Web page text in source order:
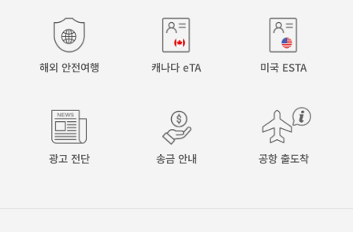
해외 안전여행 캐나다 eTA 미국 ESTA
광고 전단 송금 안내 공항 출도착